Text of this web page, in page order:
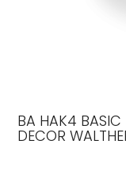
BA HAK4
DECOR